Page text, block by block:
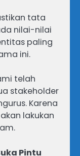
tata
nilai-nilai
paling
ini.
telah
stakeholder
Karena
lakukan
Pintu